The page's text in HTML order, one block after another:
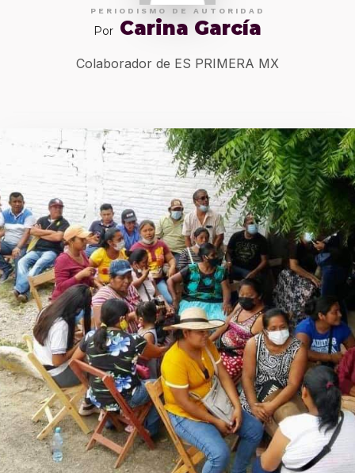
PERIODISMO DE AUTORIDAD
Por Carina García
Colaborador de ES PRIMERA MX